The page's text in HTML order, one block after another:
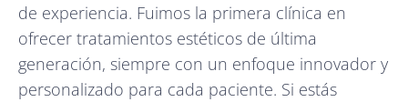
de experiencia. Fuimos la primera clínica en
ofrecer tratamientos estéticos de última
generación, siempre con un enfoque innovador y
personalizado para cada paciente. Si estás